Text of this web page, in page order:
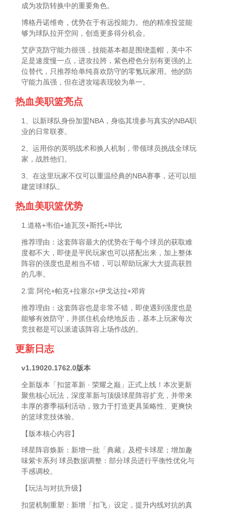
成为攻防转换中的重要角色。
博格丹诺维奇，优势在于有远投能力。他的精准投篮能
够为球队拉开空间，创造更多得分机会。
艾萨克防守能力很强，技能基本都是围绕盖帽，美中不
足是速度慢一点，进攻拉胯，紫色橙色分别有更强的上
位替代，只推荐给单纯喜欢防守的零氪玩家用。他的防
守能力虽强，但在进攻端表现较为单一。
热血美职篮亮点
1、以新球队身份加盟NBA，身临其境参与真实的NBA职
业的日常联赛。
2、运用你的英明战术和换人机制，带领球员挑战全球玩
家，战胜他们。
3、在这里玩家不仅可以重温经典的NBA赛事，还可以组
建篮球球队。
热血美职篮优势
1.道格+韦伯+迪瓦茨+斯托+毕比
推荐理由：这套阵容最大的优势在于每个球员的获取难
度都不大，即使是平民玩家也可以搭配出来，加上整体
阵容的强度也是相当不错，可以帮助玩家大大提高获胜
的几率。
2.雷.阿伦+帕克+拉塞尔+伊戈达拉+邓肯
推荐理由：这套阵容也是非常不错，即使遇到强度也是
能够有效防守，并抓住机会绝地反击，基本上玩家每次
竞技都是可以派遣该阵容上场作战的。
更新日志
v1.19020.1762.0版本
全新版本「扣篮革新 · 荣耀之巅」正式上线！本次更新
聚焦核心玩法，深度革新与顶级球星阵容扩充，并带来
丰厚的赛季福利活动，致力于打造更具策略性、更爽快
的篮球竞技体验。
【版本核心内容】
球星阵容焕新：新增一批「典藏」及橙卡球星；增加趣
味紫卡系列 球员数据调整：部分球员进行平衡性优化与
手感调校。
【玩法与对抗升级】
扣篮机制重塑：新增「扣飞」设定，提升内线对抗的真